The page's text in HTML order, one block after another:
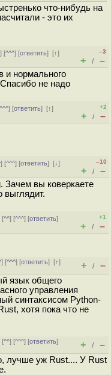
что-нибудь на
- это их
] [^^^] [ответить][↑]
–3
+ / –
и нормального
не надо
^^^] [ответить][↑]
+2
+ / –
] [^^^] [ответить][↓]
–10
+ / –
Зачем вы коверкаете
выглядит.
[^^] [^^^] [ответить]
+1
+ / –
] [^^^] [ответить][↑]
+ / –
язык общего
управления
синтаксисом Python-
хотя пока что не
[^^] [^^^] [ответить]
+ / –
лучше уж Rust.... У Rust